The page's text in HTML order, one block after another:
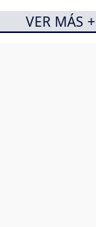
VER MÁS +